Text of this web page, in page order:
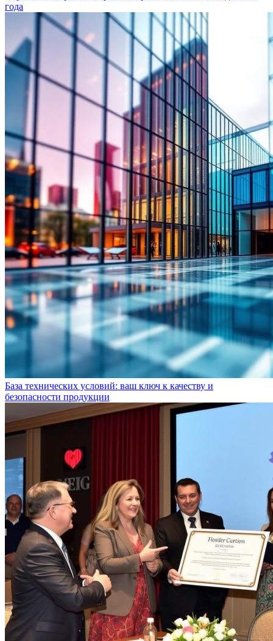
года
База технических условий: ваш ключ к качеству и
безопасности продукции